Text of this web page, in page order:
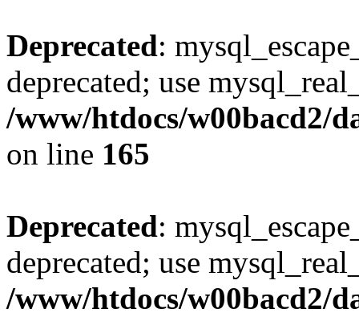
Deprecated:
deprecated; use
/www/htdocs/w00bacd2/
on line 165
Deprecated:
deprecated; use
/www/htdocs/w00bacd2/